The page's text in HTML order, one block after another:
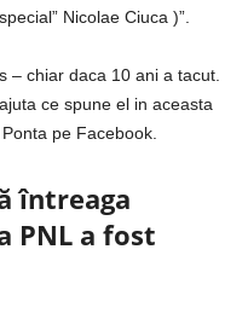
Nicolae Ciuca )”.
– chiar daca 10 ani a tacut.
ce spune el in aceasta
pe Facebook.
întreaga
PNL a fost